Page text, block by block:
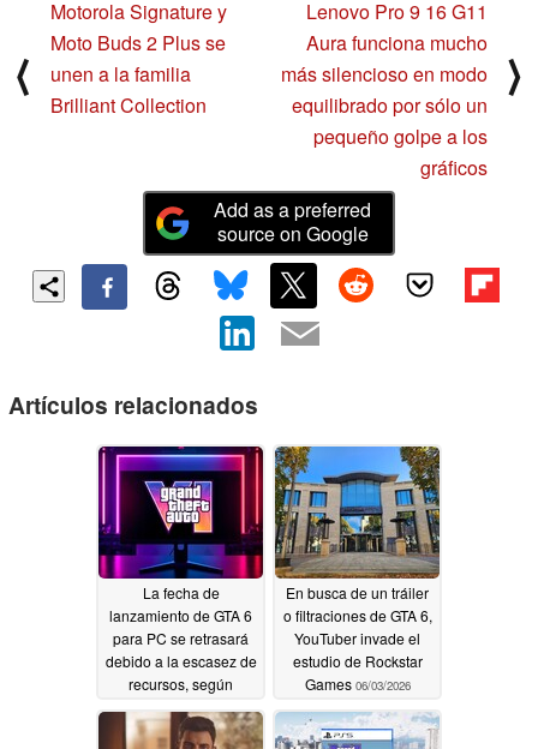
⟨
Motorola Signature y
Moto Buds 2 Plus se
unen a la familia
Brilliant Collection
Lenovo Pro 9 16 G11
Aura funciona mucho
más silencioso en modo
equilibrado por sólo un
pequeño golpe a los
gráficos
⟩
Add as a preferred
source on Google
Artículos relacionados
La fecha de
lanzamiento de GTA 6
para PC se retrasará
debido a la escasez de
recursos, según
de Rockstar07/13/2026
En busca de un tráiler
o filtraciones de GTA 6,
YouTuber invade el
estudio de Rockstar
Games 06/03/2026